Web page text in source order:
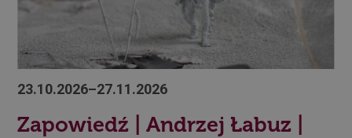
23.10.2026–27.11.2026
Zapowiedź | Andrzej Łabuz |